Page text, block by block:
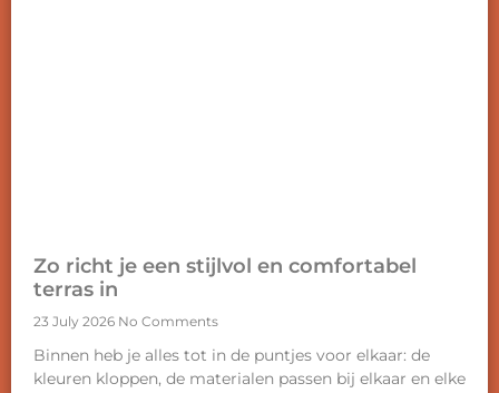
Zo richt je een stijlvol en comfortabel
terras in
23 July 2026 No Comments
Binnen heb je alles tot in de puntjes voor elkaar: de
kleuren kloppen, de materialen passen bij elkaar en elke